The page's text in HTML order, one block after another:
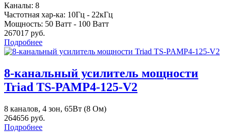
Каналы: 8
Частотная хар-ка: 10Гц - 22кГц
Мощность: 50 Ватт - 100 Ватт
267017 руб.
Подробнее
8-канальный усилитель мощности
Triad TS-PAMP4-125-V2
8 каналов, 4 зон, 65Вт (8 Ом)
264656 руб.
Подробнее